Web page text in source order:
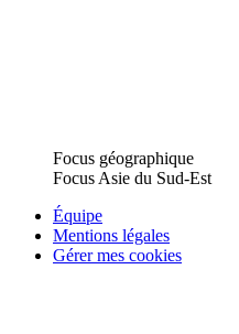
Focus géographique
Focus Asie du Sud-Est
Équipe
Mentions légales
Gérer mes cookies